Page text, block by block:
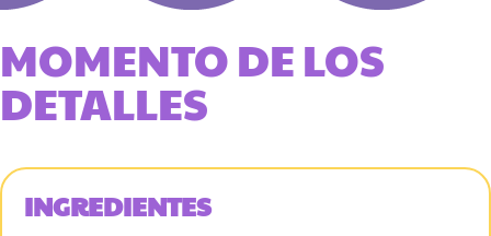
MOMENTO DE LOS
DETALLES
INGREDIENTES